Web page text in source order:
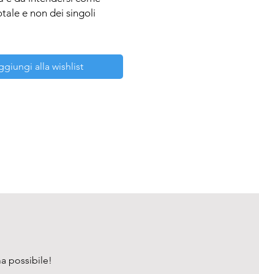
e non dei singoli
alla wishlist
possibile!